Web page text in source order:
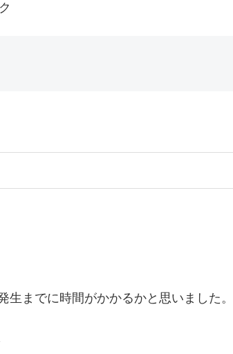
までに時間がかかるかと思いました。